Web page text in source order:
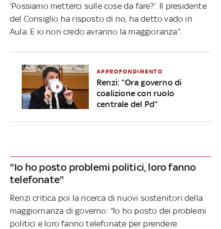
‘Possiamo metterci sulle cose da fare?’. Il presidente
del Consiglio ha risposto di no, ha detto vado in
Aula. E io non credo avranno la maggioranza”.
APPROFONDIMENTO
Renzi: “Ora governo di
coalizione con ruolo
centrale del Pd”
"Io ho posto problemi politici, loro fanno
telefonate"
Renzi critica poi la ricerca di nuovi sostenitori della
maggiornanza di governo: “Io ho posto dei problemi
politici e loro fanno telefonate per prendere